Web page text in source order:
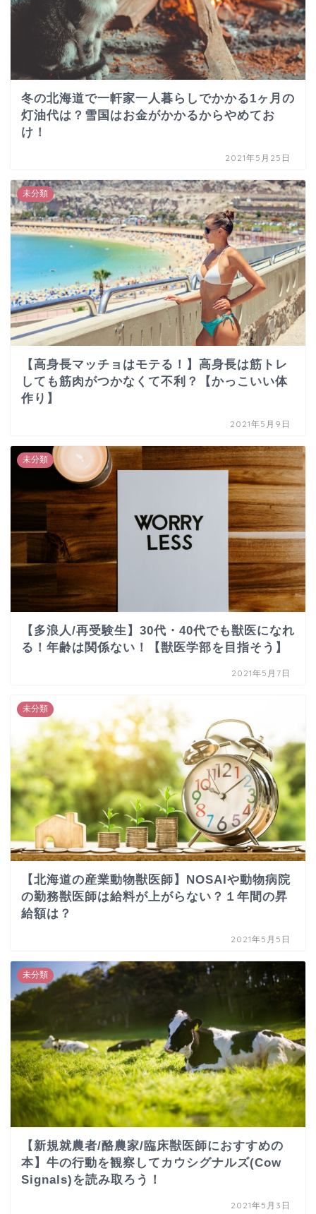
冬の北海道で一軒家一人暮らしでかかる1ヶ月の
灯油代は？雪国はお金がかかるからやめてお
け！
2021年5月25日
未分類
【高身長マッチョはモテる！】高身長は筋トレ
しても筋肉がつかなくて不利？【かっこいい体
作り】
2021年5月9日
未分類
【多浪人/再受験生】30代・40代でも獣医になれ
る！年齢は関係ない！【獣医学部を目指そう】
2021年5月7日
未分類
【北海道の産業動物獣医師】NOSAIや動物病院
の勤務獣医師は給料が上がらない？１年間の昇
給額は？
2021年5月5日
未分類
【新規就農者/酪農家/臨床獣医師におすすめの
本】牛の行動を観察してカウシグナルズ(Cow
Signals)を読み取ろう！
2021年5月3日